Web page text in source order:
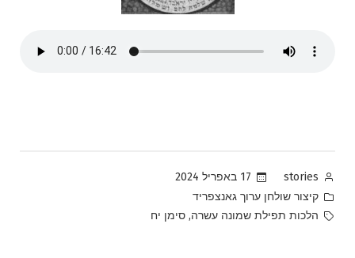
Posted
by
stories
17 באפריל 2024
Posted
in
קיצור שולחן ערוך גאנצפריד
Tags:
הלכות תפילת שמונה עשרה, סימן יח